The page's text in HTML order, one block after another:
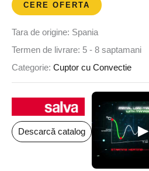
CERE OFERTA
Termen de livrare: 5 - 8 saptamani
Categorie: Cuptor cu Convectie
Tara de origine: Spania
Descarcă catalog ▶